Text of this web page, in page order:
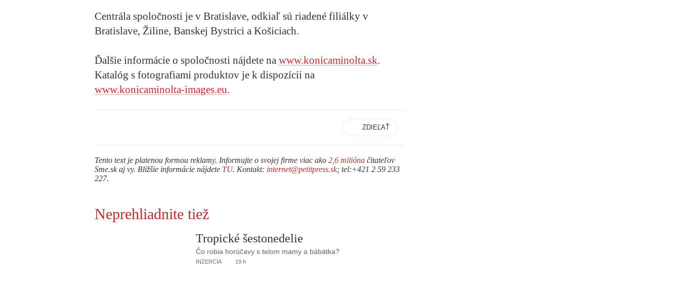
Centrála spoločnosti je v Bratislave, odkiaľ sú riadené filiálky v
Bratislave, Žiline, Banskej Bystrici a Košiciach.
Ďalšie informácie o spoločnosti nájdete na www.konicaminolta.sk.
Katalóg s fotografiami produktov je k dispozícii na
www.konicaminolta-images.eu.
ZDIEĽAŤ
Tento text je platenou formou reklamy. Informujte o svojej firme viac ako 2,6 milióna čitateľov
Sme.sk aj vy. Bližšie informácie nájdete TU. Kontakt: internet@petitpress.sk; tel:+421 2 59 233
227.
Neprehliadnite tiež
Tropické šestonedelie
Čo robia horúčavy s telom mamy a bábätka?
INZERCIA 19 h